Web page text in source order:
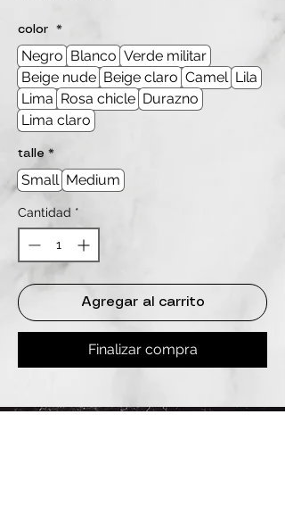
color *
Negro Blanco Verde militar
Beige nude Beige claro Camel Lila
Lima Rosa chicle Durazno
Lima claro
talle *
Small Medium
Cantidad *
Agregar al carrito
Finalizar compra